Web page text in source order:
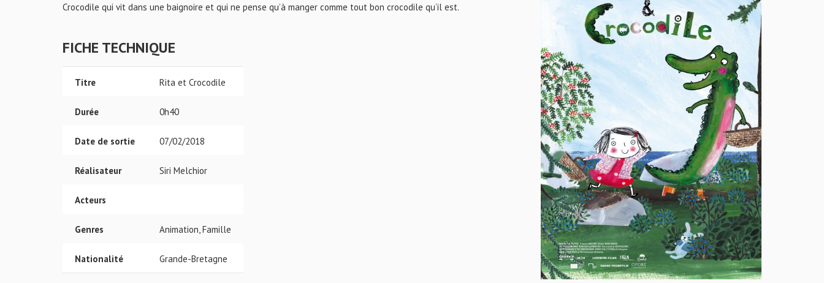
Crocodile qui vit dans une baignoire et qui ne pense qu’à manger comme tout bon crocodile qu’il est.
FICHE TECHNIQUE
Titre Rita et Crocodile
Durée 0h40
Date de sortie 07/02/2018
Réalisateur Siri Melchior
Acteurs
Genres Animation, Famille
Nationalité Grande-Bretagne